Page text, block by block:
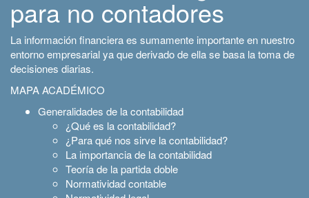
para no contadores
La información financiera es sumamente importante en nuestro
entorno empresarial ya que derivado de ella se basa la toma de
decisiones diarias.
MAPA ACADÉMICO
Generalidades de la contabilidad
¿Qué es la contabilidad?
¿Para qué nos sirve la contabilidad?
La importancia de la contabilidad
Teoría de la partida doble
Normatividad contable